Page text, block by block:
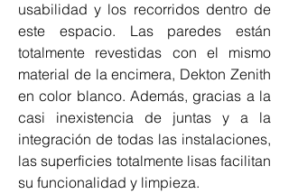
usabilidad y los recorridos dentro de
este espacio. Las paredes están
totalmente revestidas con el mismo
material de la encimera, Dekton Zenith
en color blanco. Además, gracias a la
casi inexistencia de juntas y a la
integración de todas las instalaciones,
las superficies totalmente lisas facilitan
su funcionalidad y limpieza.